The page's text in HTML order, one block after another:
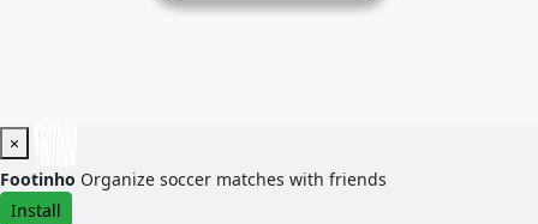
×
Footinho Organize soccer matches with friends
Install